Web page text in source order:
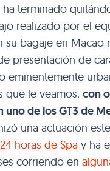
ha terminado
realizado por el
su bagaje en
presentación de
eminentemente
que le veamos, con
uno de los GT3 de
una actuación
horas de Spa y ha
corriendo en